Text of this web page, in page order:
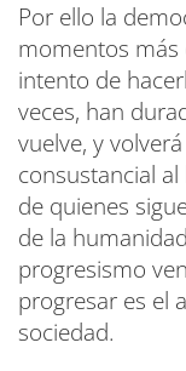
Por ello la
momentos más
intento de
veces, han
vuelve, y
consustancial
de quienes
de la
progresismo
progresar es el
sociedad.